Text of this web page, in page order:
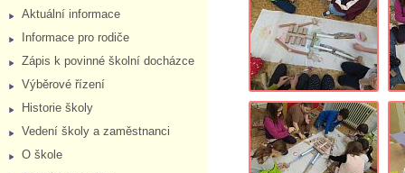
Aktuální informace
Informace pro rodiče
Zápis k povinné školní docházce
Výběrové řízení
Historie školy
Vedení školy a zaměstnanci
O škole